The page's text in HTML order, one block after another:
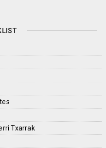
Txarrak